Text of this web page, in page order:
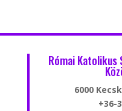
Római Katolikus
6000
+36-